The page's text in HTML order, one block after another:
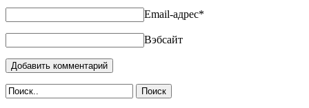
Email-адрес*
Вэбсайт
Поиск